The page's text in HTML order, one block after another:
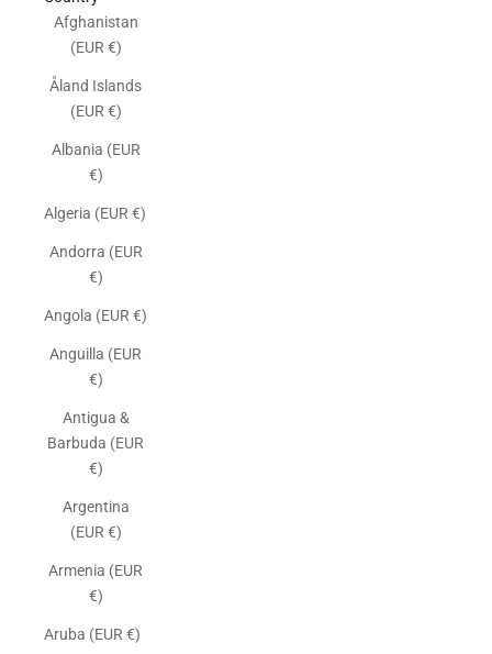
Afghanistan
(EUR €)
Åland Islands
(EUR €)
Albania (EUR
€)
Algeria (EUR €)
Andorra (EUR
€)
Angola (EUR €)
Anguilla (EUR
€)
Antigua &
Barbuda (EUR
€)
Argentina
(EUR €)
Armenia (EUR
€)
Aruba (EUR €)